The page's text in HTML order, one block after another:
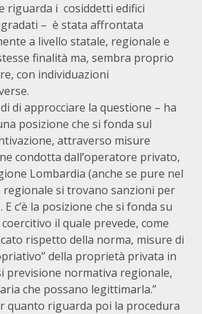
riguarda i cosiddetti edifici
– è stata affrontata
a livello statale, regionale e
finalità ma, sembra proprio
con individuazioni
di approcciare la questione – ha
posizione che si fonda sul
attraverso misure
condotta dall’operatore privato,
Lombardia (anche se pure nel
si trovano sanzioni per
E c’è la posizione che si fonda su
il quale prevede, come
rispetto della norma, misure di
della proprietà privata in
previsione normativa regionale,
che possano legittimarla.”
quanto riguarda poi la procedura